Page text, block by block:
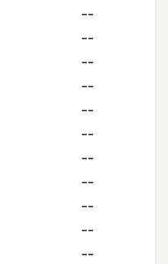
--
--
--
--
--
--
--
--
--
--
--